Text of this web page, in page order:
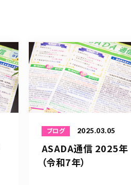
ブログ 2025.03.05
ASADA通信 2025年
（令和7年）